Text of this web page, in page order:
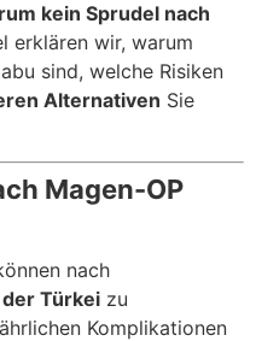
kein Sprudel nach
erklären wir, warum
sind, welche Risiken
Alternativen Sie
Magen-OP
nach
Türkei zu
Komplikationen